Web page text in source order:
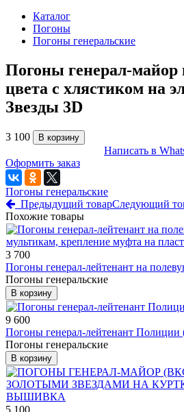
Каталог
Погоны
Погоны генеральские
Погоны генерал-майор
цвета с хлястиком на
Звезды 3D
3 100 В корзину
Написать в
Оформить заказ
Погоны генеральские
Предыдущий товарСледующий
Похожие товары
3 700
Погоны генерал-лейтенант на
Погоны генеральские
В корзину
9 600
Погоны генерал-лейтенант Полиции
Погоны генеральские
В корзину